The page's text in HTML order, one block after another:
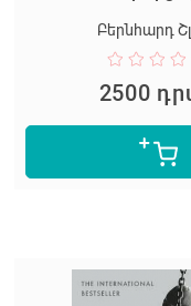
Բերնհարդ
2500